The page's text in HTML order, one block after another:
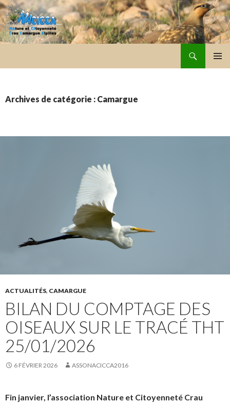
Archives de catégorie : Camargue
ACTUALITÉS, CAMARGUE
BILAN DU COMPTAGE DES
OISEAUX SUR LE TRACÉ THT
25/01/2026
6 FÉVRIER 2026 ASSONACICCA2016
Fin janvier, l’association Nature et Citoyenneté Crau